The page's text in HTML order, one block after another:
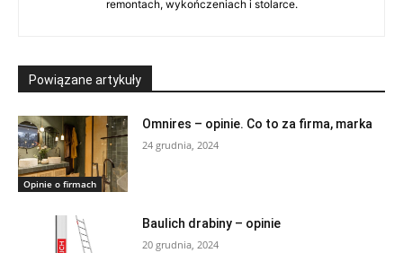
remontach, wykończeniach i stolarce.
Powiązane artykuły
Opinie o firmach
Omnires – opinie. Co to za firma, marka
24 grudnia, 2024
Baulich drabiny – opinie
20 grudnia, 2024